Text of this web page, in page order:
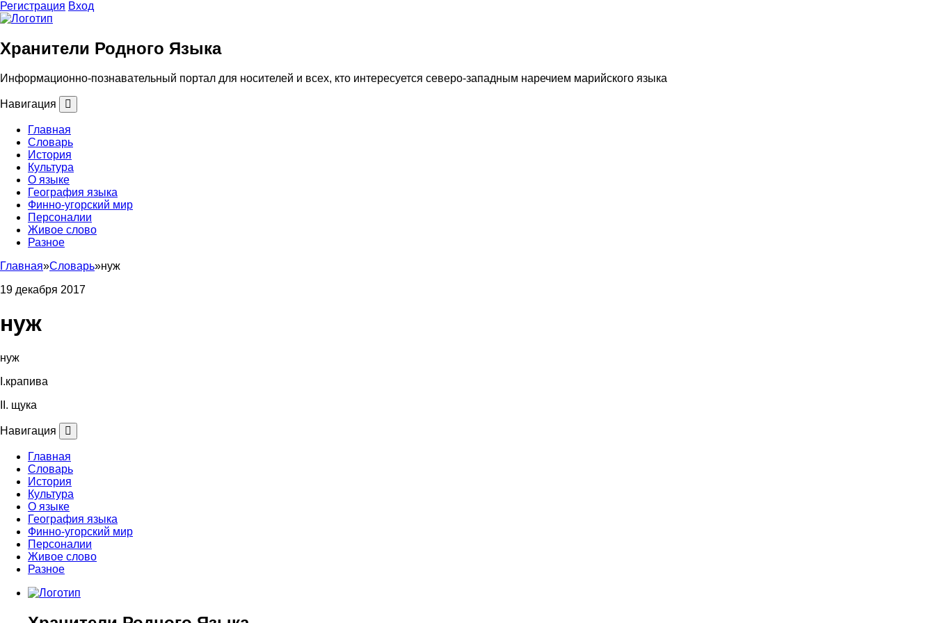
Регистрация Вход
Хранители Родного Языка
Информационно-познавательный портал для носителей и всех, кто интересуется северо-западным наречием марийского языка
Навигация
Главная
Словарь
История
Культура
О языке
География языка
Финно-угорский мир
Персоналии
Живое слово
Разное
Главная»Словарь»нуж
19 декабря 2017
нуж
нуж
I.крапива
II. щука
Навигация
Главная
Словарь
История
Культура
О языке
География языка
Финно-угорский мир
Персоналии
Живое слово
Разное